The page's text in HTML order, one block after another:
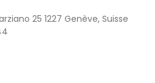
25 1227 Genève, Suisse